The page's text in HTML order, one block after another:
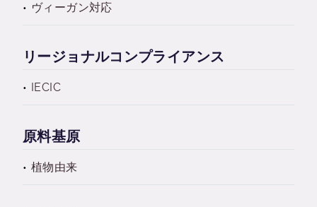
ヴィーガン対応
リージョナルコンプライアンス
IECIC
原料基原
植物由来